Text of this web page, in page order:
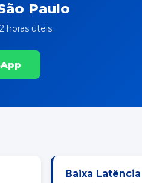
Paulo
horas úteis.
Baixa Latência